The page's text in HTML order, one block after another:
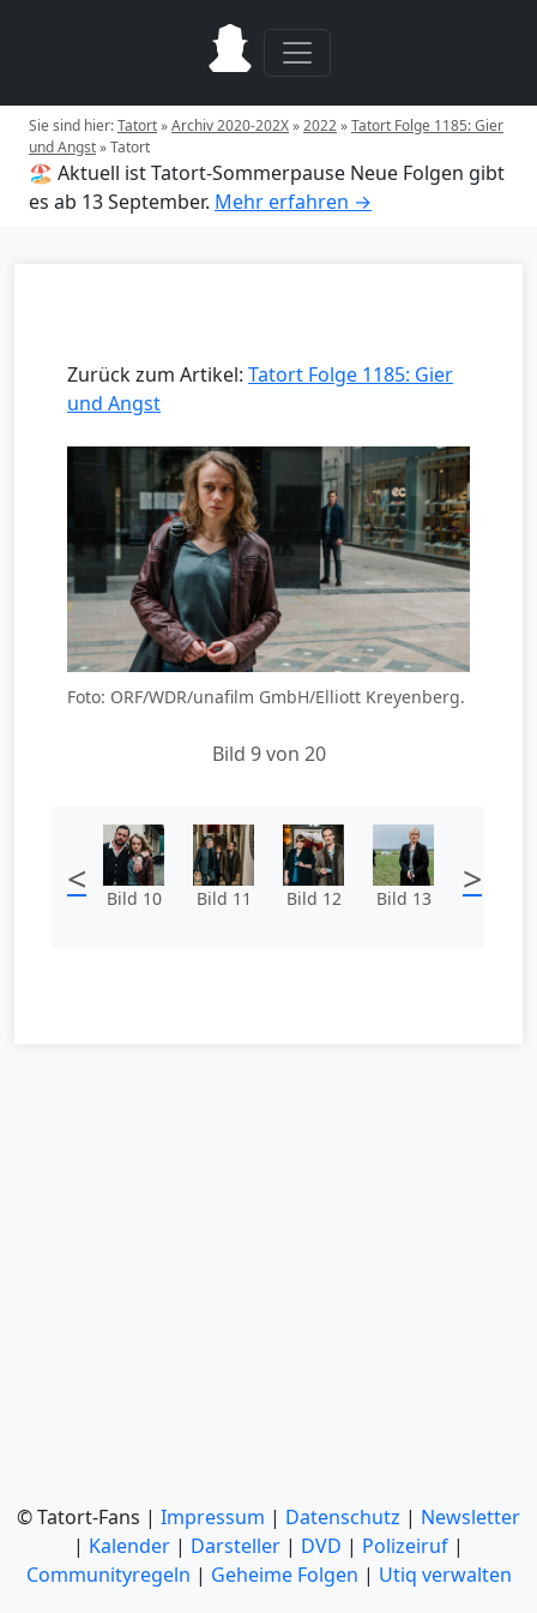
Sie sind hier:Tatort»Archiv 2020-202X»2022»Tatort Folge 1185: Gier
und Angst»Tatort
🏖️ Aktuell ist Tatort-Sommerpause Neue Folgen gibt
es ab 13 September. Mehr erfahren →
Zurück zum Artikel: Tatort Folge 1185: Gier
und Angst
Foto: ORF/WDR/unafilm GmbH/Elliott Kreyenberg.
Bild 9 von 20
< Bild 10 Bild 11 Bild 12 Bild 13 >
© Tatort-Fans | Impressum | Datenschutz | Newsletter
| Kalender | Darsteller | DVD | Polizeiruf |
Communityregeln | Geheime Folgen | Utiq verwalten